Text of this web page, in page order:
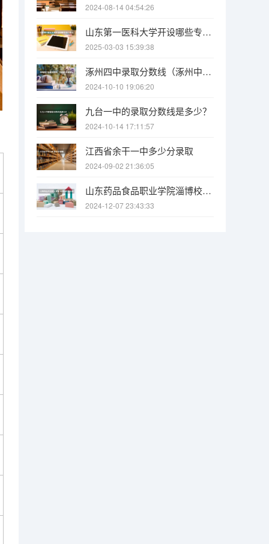
2024-08-14 04:54:26
山东第一医科大学开设哪些专业？在山东专业录取分数线一览表
2025-03-03 15:39:38
涿州四中录取分数线（涿州中考录取分数线）
2024-10-10 19:06:20
九台一中的录取分数线是多少？
2024-10-14 17:11:57
江西省余干一中多少分录取
2024-09-02 21:36:05
山东药品食品职业学院淄博校区怎么样
2024-12-07 23:43:33